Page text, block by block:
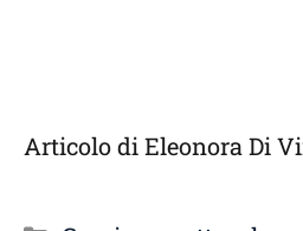
Articolo di Eleonora Di